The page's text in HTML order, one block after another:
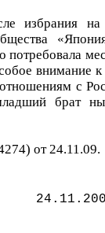
избрания
потребовала
внимание
с
брат
от 24.11.09.